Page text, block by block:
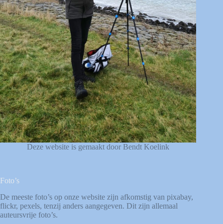
Deze website is gemaakt door Bendt Koelink
Foto’s
De meeste foto’s op onze website zijn afkomstig van pixabay,
flickr, pexels, tenzij anders aangegeven. Dit zijn allemaal
auteursvrije foto’s.